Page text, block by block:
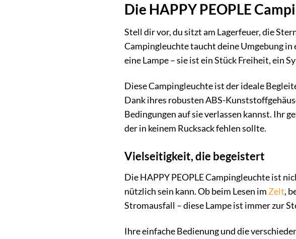
Die HAPPY PEOPLE
Stell dir vor, du sitzt am Lagerfeuer, die
Campingleuchte taucht deine Umgebung
eine Lampe – sie ist ein Stück Freiheit, ein
Diese Campingleuchte ist der ideale
Dank ihres robusten ABS-
Bedingungen auf sie verlassen kannst. Ihr
der in keinem Rucksack fehlen sollte.
Vielseitigkeit, die begeistert
Die HAPPY PEOPLE Campingleuchte ist
nützlich sein kann. Ob beim Lesen im Zelt,
Stromausfall – diese Lampe ist immer zur
Ihre einfache Bedienung und die